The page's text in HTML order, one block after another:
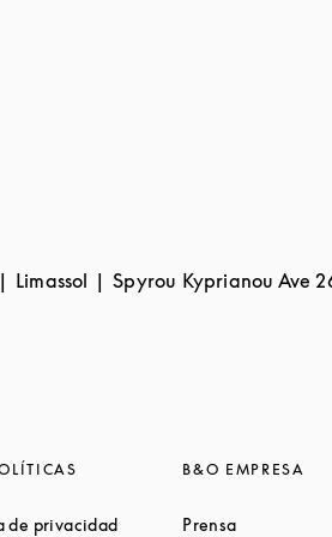
Limassol Spyrou Kyprianou Ave
de privacidadLink Opens in New Tab
B&O EMPRESA
PrensaLink Opens